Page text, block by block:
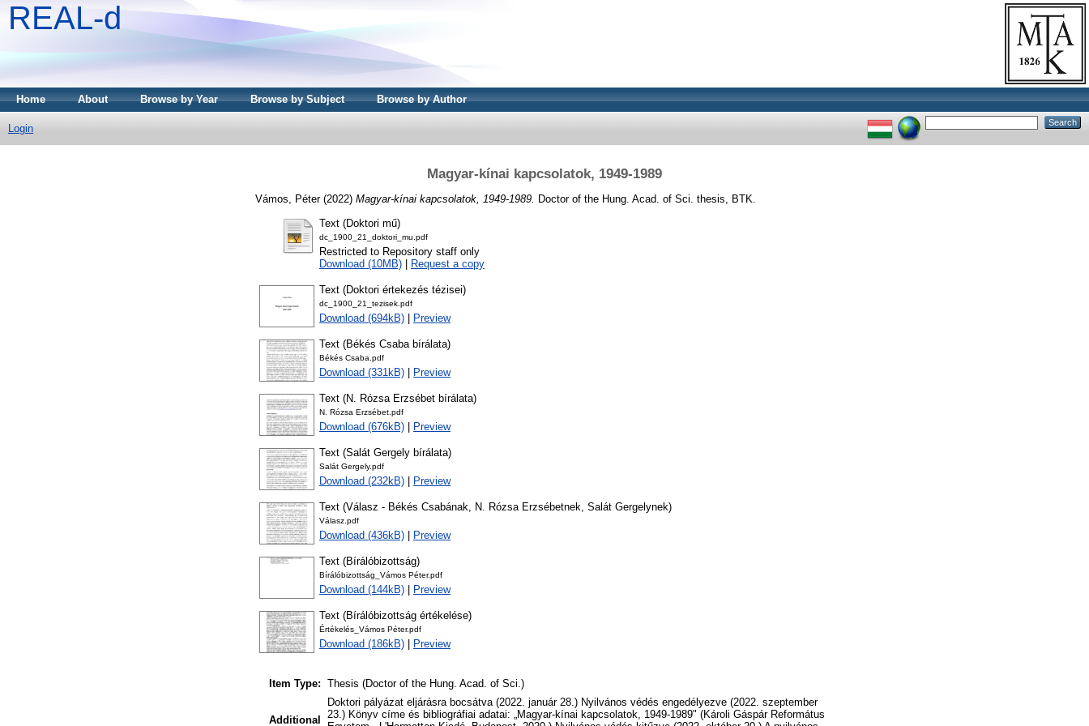
REAL-d
Home About Browse by Year Browse by Subject Browse by Author
Login
Magyar-kínai kapcsolatok, 1949-1989
Vámos, Péter(2022) Magyar-kínai kapcsolatok, 1949-1989. Doctor of the Hung. Acad. of Sci. thesis, BTK.
Text (Doktori mű)
dc_1900_21_doktori_mu.pdf
Restricted to Repository staff only
Download (10MB)
Request a copy
Text (Doktori értekezés tézisei)
dc_1900_21_tezisek.pdf
Download (694kB) Preview
Text (Békés Csaba bírálata)
Békés Csaba.pdf
Download (331kB) Preview
Text (N. Rózsa Erzsébet bírálata)
N. Rózsa Erzsébet.pdf
Download (676kB) Preview
Text (Salát Gergely bírálata)
Salát Gergely.pdf
Download (232kB) Preview
Text (Válasz - Békés Csabának, N. Rózsa Erzsébetnek, Salát Gergelynek)
Válasz.pdf
Download (436kB) Preview
Text (Bírálóbizottság)
Bírálóbizottság_Vámos Péter.pdf
Download (144kB) Preview
Text (Bírálóbizottság értékelése)
Értékelés_Vámos Péter.pdf
Download (186kB) Preview
Item Type: Thesis (Doctor of the Hung. Acad. of Sci.)
Additional
Doktori pályázat eljárásra bocsátva (2022. január 28.) Nyilvános védés engedélyezve (2022. szeptember
23.) Könyv címe és bibliográfiai adatai: „Magyar-kínai kapcsolatok, 1949-1989" (Károli Gáspár Református